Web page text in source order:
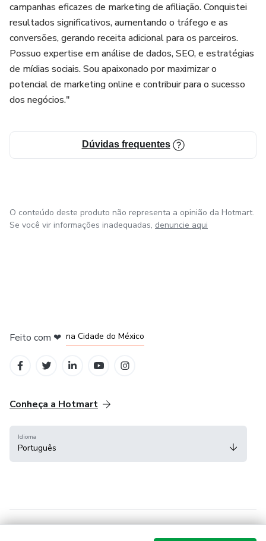
campanhas eficazes de marketing de afiliação. Conquistei
resultados significativos, aumentando o tráfego e as
conversões, gerando receita adicional para os parceiros.
Possuo expertise em análise de dados, SEO, e estratégias
de mídias sociais. Sou apaixonado por maximizar o
potencial de marketing online e contribuir para o sucesso
dos negócios."
Dúvidas frequentes
O conteúdo deste produto não representa a opinião da Hotmart.
Se você vir informações inadequadas, denuncie aqui
Feito com ❤ na Cidade do México
Conheça a Hotmart
Idioma
Português